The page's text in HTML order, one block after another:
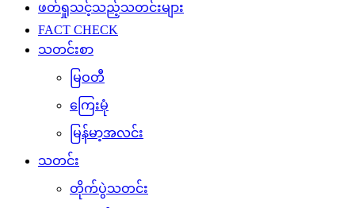
ဖတ်ရှုသင့်သည့်သတင်းများ
FACT CHECK
သတင်းစာ
မြဝတီ
ကြေးမုံ
မြန်မာ့အလင်း
သတင်း
တိုက်ပွဲသတင်း